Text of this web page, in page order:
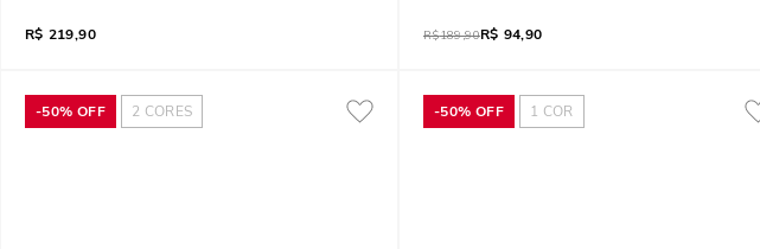
R$ 219,90 R$189,90R$ 94,90
-50% OFF 2 CORES -50% OFF 1 COR